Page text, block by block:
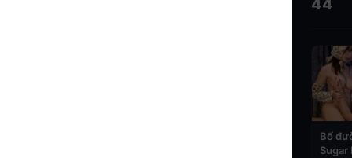
44
Bố
Sugar